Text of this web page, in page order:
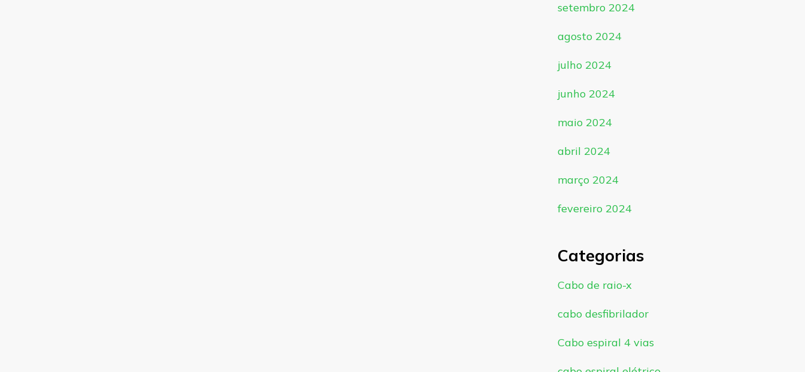
setembro 2024
agosto 2024
julho 2024
junho 2024
maio 2024
abril 2024
março 2024
fevereiro 2024
Categorias
Cabo de raio-x
cabo desfibrilador
Cabo espiral 4 vias